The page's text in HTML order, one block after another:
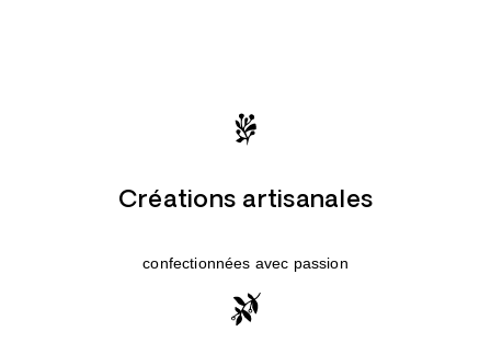
Créations artisanales
confectionnées avec passion